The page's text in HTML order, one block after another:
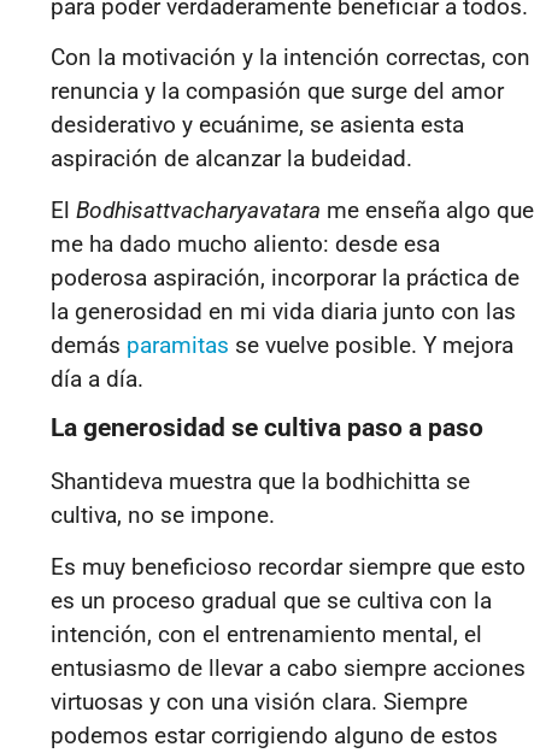
para poder verdaderamente beneficiar a todos.
Con la motivación y la intención correctas, con
renuncia y la compasión que surge del amor
desiderativo y ecuánime, se asienta esta
aspiración de alcanzar la budeidad.
El Bodhisattvacharyavatara me enseña algo que
me ha dado mucho aliento: desde esa
poderosa aspiración, incorporar la práctica de
la generosidad en mi vida diaria junto con las
demás paramitas se vuelve posible. Y mejora
día a día.
La generosidad se cultiva paso a paso
Shantideva muestra que la bodhichitta se
cultiva, no se impone.
Es muy beneficioso recordar siempre que esto
es un proceso gradual que se cultiva con la
intención, con el entrenamiento mental, el
entusiasmo de llevar a cabo siempre acciones
virtuosas y con una visión clara. Siempre
podemos estar corrigiendo alguno de estos